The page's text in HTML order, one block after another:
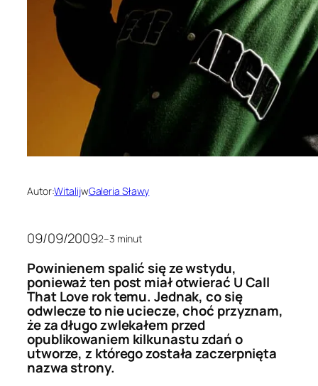
Autor:WitalijwGaleria Sławy
09/09/20092–3 minut
Powinienem spalić się ze wstydu,
ponieważ ten post miał otwierać U Call
That Love rok temu. Jednak, co się
odwlecze to nie uciecze, choć przyznam,
że za długo zwlekałem przed
opublikowaniem kilkunastu zdań o
utworze, z którego została zaczerpnięta
nazwa strony.